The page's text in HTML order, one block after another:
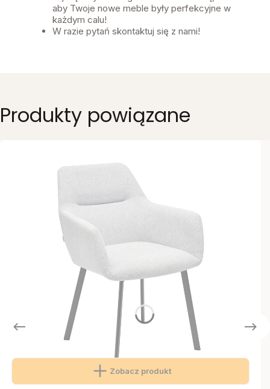
aby Twoje nowe meble były perfekcyjne w
każdym calu!
W razie pytań skontaktuj się z nami!
Produkty powiązane
Zobacz produkt